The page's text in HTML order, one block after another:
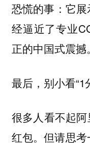
恐慌的事：它
经逼近了专业
正的中国式震撼。
最后，别小看“1
很多人看不起
红包。但请思